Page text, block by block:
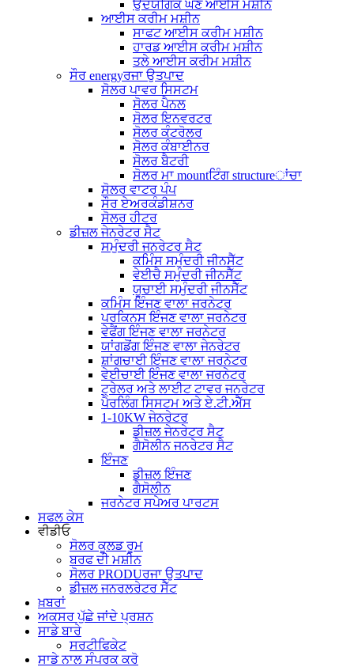
ਉਦਯੋਗਿਕ ਘਣ ਆਈਸ ਮਸ਼ੀਨ
ਆਈਸ ਕਰੀਮ ਮਸ਼ੀਨ
ਸਾਫਟ ਆਈਸ ਕਰੀਮ ਮਸ਼ੀਨ
ਹਾਰਡ ਆਈਸ ਕਰੀਮ ਮਸ਼ੀਨ
ਤਲੇ ਆਈਸ ਕਰੀਮ ਮਸ਼ੀਨ
ਸੌਰ energyਰਜਾ ਉਤਪਾਦ
ਸੋਲਰ ਪਾਵਰ ਸਿਸਟਮ
ਸੋਲਰ ਪੈਨਲ
ਸੋਲਰ ਇਨਵਰਟਰ
ਸੋਲਰ ਕੰਟਰੋਲਰ
ਸੋਲਰ ਕੰਬਾਈਨਰ
ਸੋਲਰ ਬੈਟਰੀ
ਸੋਲਰ ਮਾ mountਟਿੰਗ structureਾਂਚਾ
ਸੋਲਰ ਵਾਟਰ ਪੰਪ
ਸੌਰ ਏਅਰਕੰਡੀਸ਼ਨਰ
ਸੋਲਰ ਹੀਟਰ
ਡੀਜ਼ਲ ਜੇਨਰੇਟਰ ਸੈਟ
ਸਮੁੰਦਰੀ ਜਨਰੇਟਰ ਸੈਟ
ਕਮਿੰਸ ਸਮੁੰਦਰੀ ਜੀਨਸੈੱਟ
ਵੇਈਚੈ ਸਮੁੰਦਰੀ ਜੀਨਸੈੱਟ
ਯੂਚਾਈ ਸਮੁੰਦਰੀ ਜੀਨਸੈੱਟ
ਕਮਿੰਸ ਇੰਜਣ ਵਾਲਾ ਜਰਨੇਟਰ
ਪਰਕਿਨਸ ਇੰਜਣ ਵਾਲਾ ਜਰਨੇਟਰ
ਵੇਫੈਂਗ ਇੰਜਣ ਵਾਲਾ ਜਰਨੇਟਰ
ਯਾਂਗਡੋਂਗ ਇੰਜਣ ਵਾਲਾ ਜੇਨਰੇਟਰ
ਸ਼ਾਂਗਚਾਈ ਇੰਜਣ ਵਾਲਾ ਜਰਨੇਟਰ
ਵੇਈਚਾਈ ਇੰਜਣ ਵਾਲਾ ਜਰਨੇਟਰ
ਟ੍ਰੇਲਰ ਅਤੇ ਲਾਈਟ ਟਾਵਰ ਜਨਰੇਟਰ
ਪੈਰਲਿੰਗ ਸਿਸਟਮ ਅਤੇ ਏ.ਟੀ.ਐੱਸ
1-10KW ਜੇਨਰੇਟਰ
ਡੀਜ਼ਲ ਜੇਨਰੇਟਰ ਸੈਟ
ਗੈਸੋਲੀਨ ਜਨਰੇਟਰ ਸੈਟ
ਇੰਜਣ
ਡੀਜ਼ਲ ਇੰਜਣ
ਗੈਸੋਲੀਨ
ਜਰਨੇਟਰ ਸਪੇਅਰ ਪਾਰਟਸ
ਸਫਲ ਕੇਸ
ਵੀਡੀਓ
ਸੋਲਰ ਕੂਲਡ ਰੂਮ
ਬਰਫ ਦੀ ਮਸ਼ੀਨ
ਸੋਲਰ PRODUਰਜਾ ਉਤਪਾਦ
ਡੀਜ਼ਲ ਜਨਰਲਰੇਟਰ ਸੈੱਟ
ਖ਼ਬਰਾਂ
ਅਕਸਰ ਪੁੱਛੇ ਜਾਂਦੇ ਪ੍ਰਸ਼ਨ
ਸਾਡੇ ਬਾਰੇ
ਸਰਟੀਫਿਕੇਟ
ਸਾਡੇ ਨਾਲ ਸੰਪਰਕ ਕਰੋ